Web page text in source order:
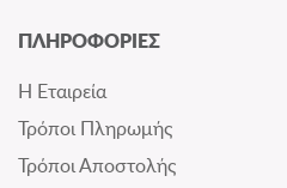
ΠΛΗΡΟΦΟΡΙΕΣ
Η Εταιρεία
Τρόποι Πληρωμής
Τρόποι Αποστολής